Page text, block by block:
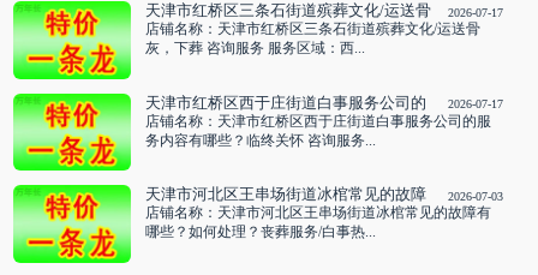
天津市红桥区三条石街道殡葬文化/运送骨
灰，下葬 咨询服务
2026-07-17
店铺名称：天津市红桥区三条石街道殡葬文化/运送骨
灰，下葬 咨询服务 服务区域：西...
天津市红桥区西于庄街道白事服务公司的
服务内容有哪些？临终关怀 咨询服务
2026-07-17
店铺名称：天津市红桥区西于庄街道白事服务公司的服
务内容有哪些？临终关怀 咨询服务...
天津市河北区王串场街道冰棺常见的故障
有哪些？如何处理？丧葬服务/白事热线
咨询服务
2026-07-03
店铺名称：天津市河北区王串场街道冰棺常见的故障有
哪些？如何处理？丧葬服务/白事热...